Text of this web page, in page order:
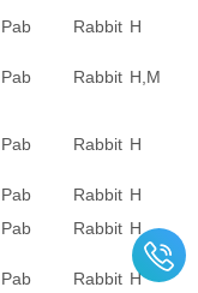
Pab Rabbit H
Pab Rabbit H,M
Pab Rabbit H
Pab Rabbit H
Pab Rabbit H
Pab Rabbit H